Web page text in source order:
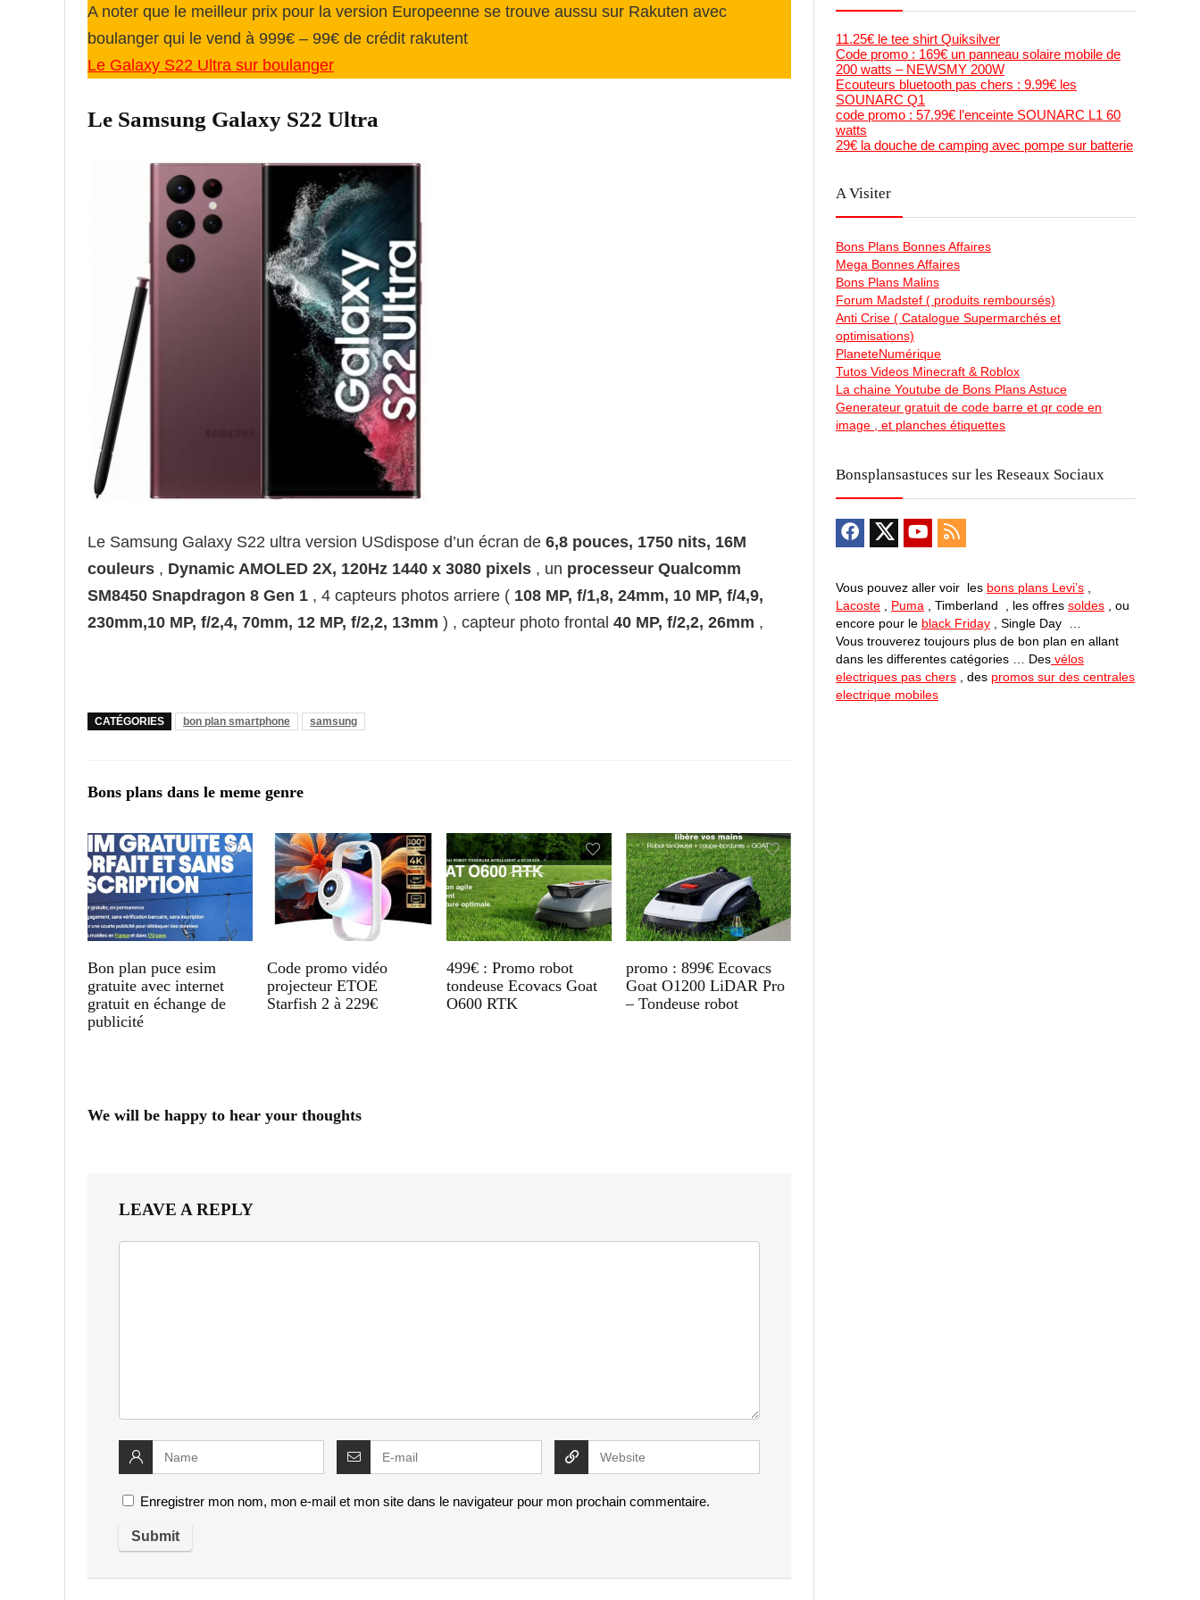
A noter que le meilleur prix pour la version Europeenne se trouve aussu sur Rakuten avec
boulanger qui le vend à 999€ – 99€ de crédit rakutent
Le Galaxy S22 Ultra sur boulanger
Le Samsung Galaxy S22 Ultra
Le Samsung Galaxy S22 ultra version USdispose d’un écran de 6,8 pouces, 1750 nits, 16M
couleurs , Dynamic AMOLED 2X, 120Hz 1440 x 3080 pixels , un processeur Qualcomm
SM8450 Snapdragon 8 Gen 1 , 4 capteurs photos arriere ( 108 MP, f/1,8, 24mm, 10 MP, f/4,9,
230mm,10 MP, f/2,4, 70mm, 12 MP, f/2,2, 13mm ) , capteur photo frontal 40 MP, f/2,2, 26mm ,
CATÉGORIES bon plan smartphone samsung
Bons plans dans le meme genre
Bon plan puce esim
gratuite avec internet
gratuit en échange de
publicité
Code promo vidéo
projecteur ETOE
Starfish 2 à 229€
499€ : Promo robot
tondeuse Ecovacs Goat
O600 RTK
promo : 899€ Ecovacs
Goat O1200 LiDAR Pro
– Tondeuse robot
We will be happy to hear your thoughts
LEAVE A REPLY
Enregistrer mon nom, mon e-mail et mon site dans le navigateur pour mon prochain commentaire.
11.25€ le tee shirt Quiksilver
Code promo : 169€ un panneau solaire mobile de
200 watts – NEWSMY 200W
Ecouteurs bluetooth pas chers : 9.99€ les
SOUNARC Q1
code promo : 57.99€ l’enceinte SOUNARC L1 60
watts
29€ la douche de camping avec pompe sur batterie
A Visiter
Bons Plans Bonnes Affaires
Mega Bonnes Affaires
Bons Plans Malins
Forum Madstef ( produits remboursés)
Anti Crise ( Catalogue Supermarchés et
optimisations)
PlaneteNumérique
Tutos Videos Minecraft & Roblox
La chaine Youtube de Bons Plans Astuce
Generateur gratuit de code barre et qr code en
image , et planches étiquettes
Bonsplansastuces sur les Reseaux Sociaux
Vous pouvez aller voir les bons plans Levi’s
Lacoste
Puma , Timberland , les offres soldes , ou
encore pour le black Friday , Single Day …
Vous trouverez toujours plus de bon plan en allant
dans les differentes catégories … Des vélos
electriques pas chers , des promos sur des centrales
electrique mobiles